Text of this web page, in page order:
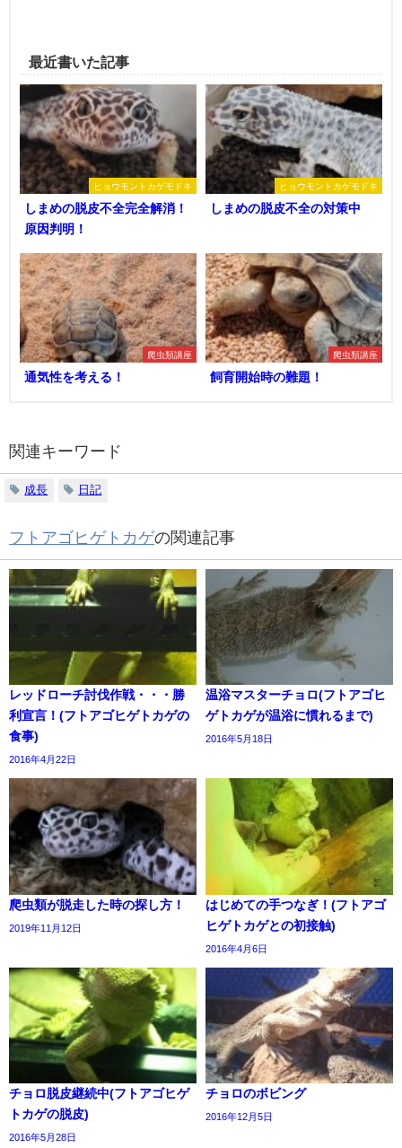
最近書いた記事
ヒョウモントカゲモドキ
しまめの脱皮不全完全解消！
原因判明！
ヒョウモントカゲモドキ
しまめの脱皮不全の対策中
爬虫類講座
通気性を考える！
爬虫類講座
飼育開始時の難題！
関連キーワード
成長 日記
フトアゴヒゲトカゲの関連記事
レッドローチ討伐作戦・・・勝
利宣言！(フトアゴヒゲトカゲの
食事)
2016年4月22日
温浴マスターチョロ(フトアゴヒ
ゲトカゲが温浴に慣れるまで)
2016年5月18日
爬虫類が脱走した時の探し方！
2019年11月12日
はじめての手つなぎ！(フトアゴ
ヒゲトカゲとの初接触)
2016年4月6日
チョロ脱皮継続中(フトアゴヒゲ
トカゲの脱皮)
2016年5月28日
チョロのボビング
2016年12月5日